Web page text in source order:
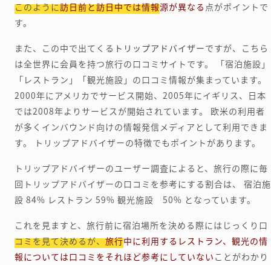
このように訪日前と訪日中では情報源が異なる 点がポイントで
す。
また、この中で出てくる トリップアドバイザーですが、こちら
は全世界に会員を持つ旅行の口コミサイトです。
「宿泊施設」
「レストラン」「観光施設」の口コミ情報が集まっています。
2000年にアメリカでサービス開始、2005年にイギリス、日本
では2008年よりサービスが開始されています。
欧米の利用者
が多くインバウンド向けの情報発信メディアとして利用できま
す。
トリップアドバイザーの特徴でもポイントがあります。
トリップアドバイザーのユーザー調査によると、旅行の際に毎
回トリップアドバイザーの口コミを参考にする割合は、
宿泊施
設 84% レストラン 59% 観光施設 50% となっています。
これを見ますと、旅行前に宿泊場所を決める際にはじっくり口
コミを見て決めるが、旅行中に利用するレストラン、観光の情
報については口コミをそれほど参考にしていない ことがわかり